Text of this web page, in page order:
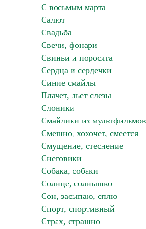
С восьмым марта
Салют
Свадьба
Свечи, фонари
Свиньи и поросята
Сердца и сердечки
Синие смайлы
Плачет, льет слезы
Слоники
Смайлики из мультфильмов
Смешно, хохочет, смеется
Смущение, стеснение
Снеговики
Собака, собаки
Солнце, солнышко
Сон, засыпаю, сплю
Спорт, спортивный
Страх, страшно